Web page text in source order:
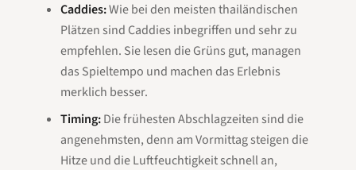
Caddies:Wie bei den meisten thailändischen
Plätzen sind Caddies inbegriffen und sehr zu
empfehlen. Sie lesen die Grüns gut, managen
das Spieltempo und machen das Erlebnis
merklich besser.
Timing:Die frühesten Abschlagzeiten sind die
angenehmsten, denn am Vormittag steigen die
Hitze und die Luftfeuchtigkeit schnell an,